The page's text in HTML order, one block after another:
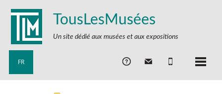
TousLesMusées
Un site dédié aux musées et aux expositions
FR